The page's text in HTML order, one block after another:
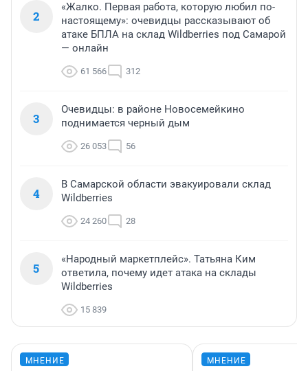
2
«Жалко. Первая работа, которую любил по-
настоящему»: очевидцы рассказывают об
атаке БПЛА на склад Wildberries под Самарой
— онлайн
61 566 312
3
Очевидцы: в районе Новосемейкино
поднимается черный дым
26 053 56
4
В Самарской области эвакуировали склад
Wildberries
24 260 28
5
«Народный маркетплейс». Татьяна Ким
ответила, почему идет атака на склады
Wildberries
15 839
МНЕНИЕ МНЕНИЕ